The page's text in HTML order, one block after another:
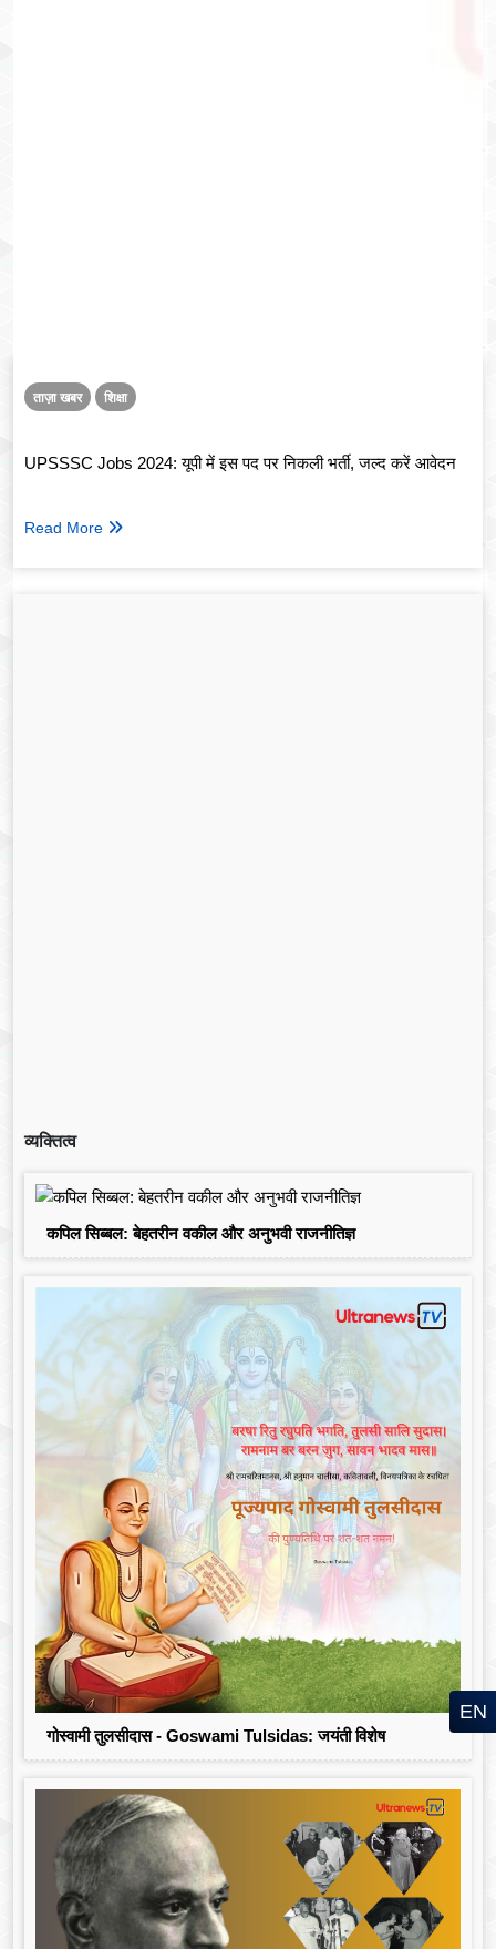
ताज़ा खबर शिक्षा
UPSSSC Jobs 2024: यूपी में इस पद पर निकली भर्ती, जल्द करें आवेदन
Read More
व्यक्तित्व
कपिल सिब्बल: बेहतरीन वकील और अनुभवी राजनीतिज्ञ
गोस्वामी तुलसीदास - Goswami Tulsidas: जयंती विशेष
EN